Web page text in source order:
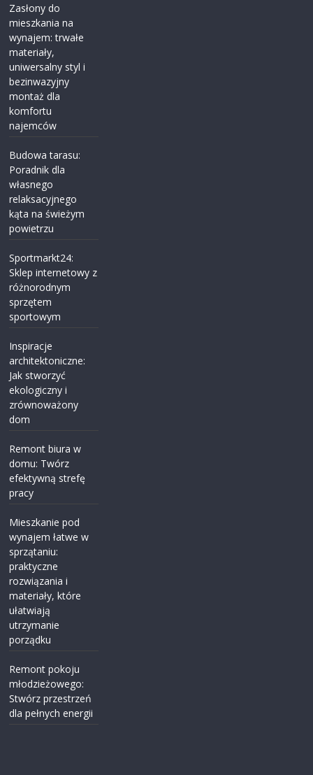
Zasłony do
mieszkania na
wynajem: trwałe
materiały,
uniwersalny styl i
bezinwazyjny
montaż dla
komfortu
najemców
Budowa tarasu:
Poradnik dla
własnego
relaksacyjnego
kąta na świeżym
powietrzu
Sportmarkt24:
Sklep internetowy z
różnorodnym
sprzętem
sportowym
Inspiracje
architektoniczne:
Jak stworzyć
ekologiczny i
zrównoważony
dom
Remont biura w
domu: Twórz
efektywną strefę
pracy
Mieszkanie pod
wynajem łatwe w
sprzątaniu:
praktyczne
rozwiązania i
materiały, które
ułatwiają
utrzymanie
porządku
Remont pokoju
młodzieżowego:
Stwórz przestrzeń
dla pełnych energii